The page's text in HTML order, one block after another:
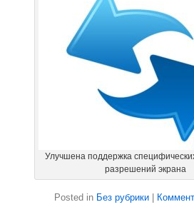
Улучшена поддержка
разрешений экрана
Posted in Без рубрики